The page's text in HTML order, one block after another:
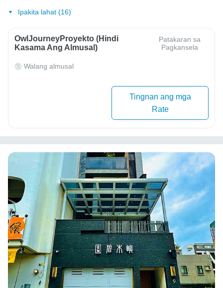
Ipakita lahat (16)
OwlJourneyProyekto (Hindi
Kasama Ang Almusal)
Patakaran sa
Pagkansela
Walang almusal
Tingnan ang mga
Rate